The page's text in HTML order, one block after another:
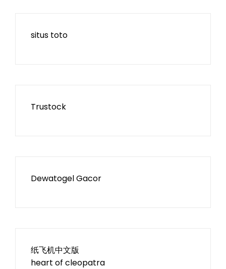
situs toto
Trustock
Dewatogel Gacor
纸飞机中文版
heart of cleopatra